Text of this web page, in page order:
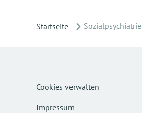
Startseite Sozialpsychiatrie
Cookies verwalten
Impressum